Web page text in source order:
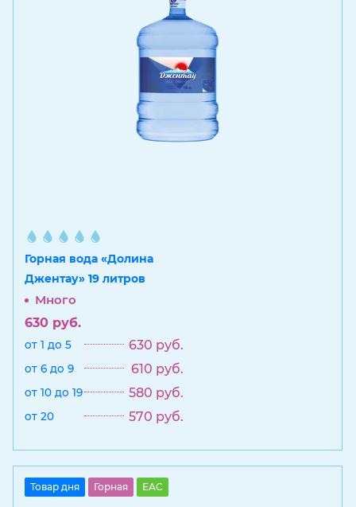
Горная вода «Долина
Джентау» 19 литров
Много
630 руб.
от 1 до 5 630 руб.
от 6 до 9 610 руб.
от 10 до 19 580 руб.
от 20 570 руб.
Товар дня Горная EAC